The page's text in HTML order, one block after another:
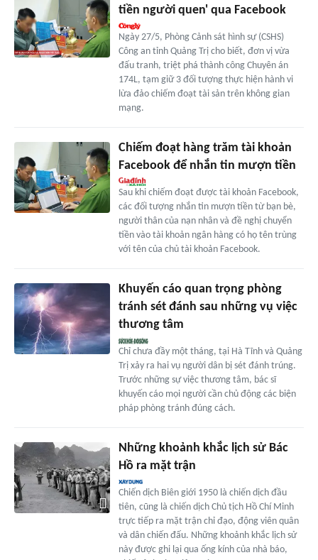
tiền người quen' qua Facebook
Ngày 27/5, Phòng Cảnh sát hình sự (CSHS)
Công an tỉnh Quảng Trị cho biết, đơn vị vừa
đấu tranh, triệt phá thành công Chuyên án
174L, tạm giữ 3 đối tượng thực hiện hành vi
lừa đảo chiếm đoạt tài sản trên không gian
mạng.
Chiếm đoạt hàng trăm tài khoản
Facebook để nhắn tin mượn tiền
Sau khi chiếm đoạt được tài khoản Facebook,
các đối tượng nhắn tin mượn tiền từ bạn bè,
người thân của nạn nhân và đề nghị chuyển
tiền vào tài khoản ngân hàng có họ tên trùng
với tên của chủ tài khoản Facebook.
Khuyến cáo quan trọng phòng
tránh sét đánh sau những vụ việc
thương tâm
Chỉ chưa đầy một tháng, tại Hà Tĩnh và Quảng
Trị xảy ra hai vụ người dân bị sét đánh trúng.
Trước những sự việc thương tâm, bác sĩ
khuyến cáo mọi người cần chủ động các biện
pháp phòng tránh đúng cách.
Những khoảnh khắc lịch sử Bác
Hồ ra mặt trận
Chiến dịch Biên giới 1950 là chiến dịch đầu
tiên, cũng là chiến dịch Chủ tịch Hồ Chí Minh
trực tiếp ra mặt trận chỉ đạo, động viên quân
và dân chiến đấu. Những khoảnh khắc lịch sử
này được ghi lại qua ống kính của nhà báo,